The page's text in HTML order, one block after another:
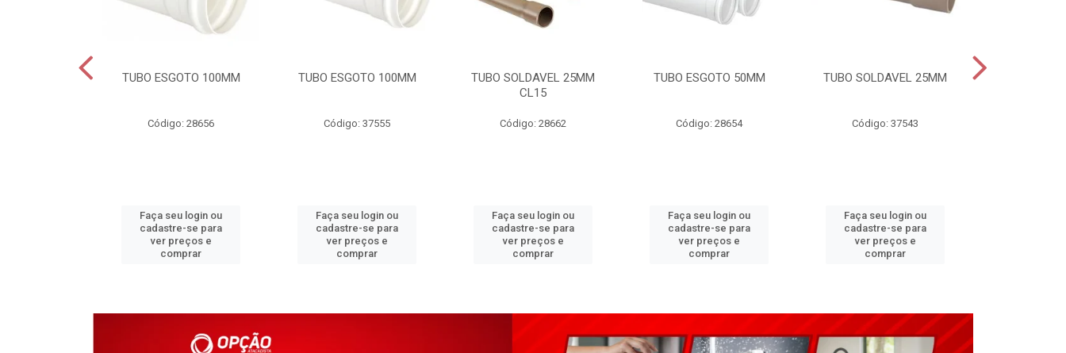
TUBO ESGOTO 100MM
Código: 28656
Faça seu login ou
cadastre-se para
ver preços e
comprar
TUBO ESGOTO 100MM
Código: 37555
Faça seu login ou
cadastre-se para
ver preços e
comprar
TUBO SOLDAVEL 25MM
CL15
Código: 28662
Faça seu login ou
cadastre-se para
ver preços e
comprar
TUBO ESGOTO 50MM
Código: 28654
Faça seu login ou
cadastre-se para
ver preços e
comprar
TUBO SOLDAVEL 25MM
Código: 37543
Faça seu login ou
cadastre-se para
ver preços e
comprar